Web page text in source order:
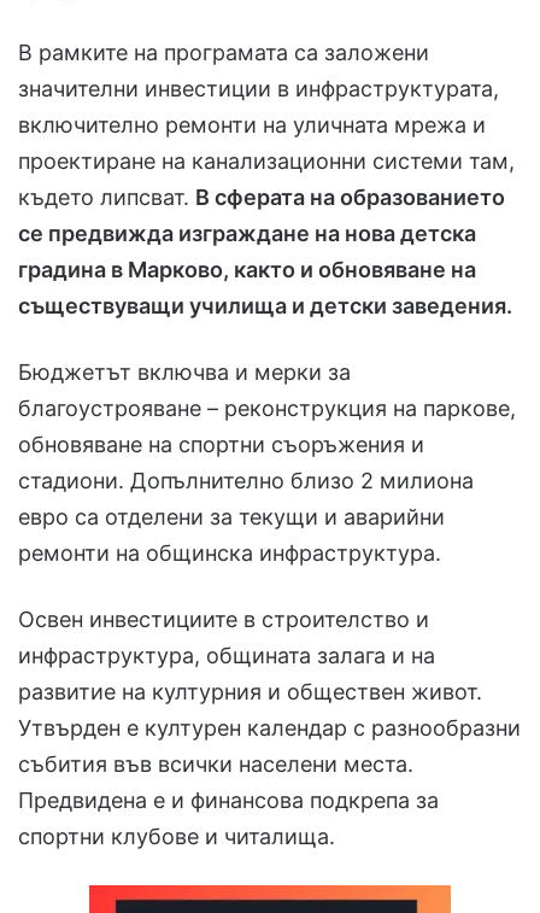
В рамките на програмата са заложени
значителни инвестиции в инфраструктурата,
включително ремонти на уличната мрежа и
проектиране на канализационни системи там,
където липсват. В сферата на образованието
се предвижда изграждане на нова детска
градина в Марково, както и обновяване на
съществуващи училища и детски заведения.
Бюджетът включва и мерки за
благоустрояване – реконструкция на паркове,
обновяване на спортни съоръжения и
стадиони. Допълнително близо 2 милиона
евро са отделени за текущи и аварийни
ремонти на общинска инфраструктура.
Освен инвестициите в строителство и
инфраструктура, общината залага и на
развитие на културния и обществен живот.
Утвърден е културен календар с разнообразни
събития във всички населени места.
Предвидена е и финансова подкрепа за
спортни клубове и читалища.